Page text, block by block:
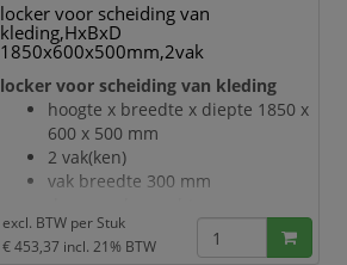
verdraaibare, dubbele
schuifhaken
Elk vak onder de hoedenplank is
opgedeeld door een
scheidingswand
openslaande deur met
etikettenlijst en ventilatiesleuven
inliggende deuren met
binnenliggende penscharnieren
Elke deur is standaard u
locker voor scheiding van
kleding,HxBxD
1850x600x500mm,2vak
locker voor scheiding van kleding
hoogte x breedte x diepte 1850 x
600 x 500 mm
2 vak(ken)
vak breedte 300 mm
deuropeningshoek 110 °
per vak een vastgelaste
excl. BTW per Stuk
€ 453,37 incl. 21% BTW